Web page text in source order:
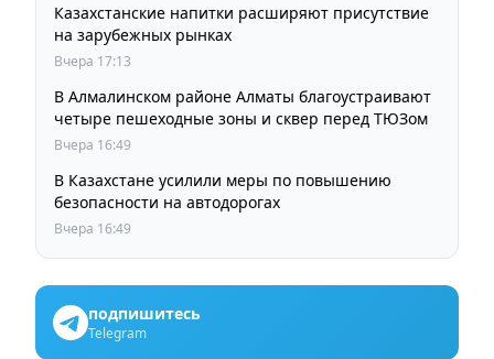
Казахстанские напитки расширяют присутствие
на зарубежных рынках
Вчера 17:13
В Алмалинском районе Алматы благоустраивают
четыре пешеходные зоны и сквер перед ТЮЗом
Вчера 16:49
В Казахстане усилили меры по повышению
безопасности на автодорогах
Вчера 16:49
подпишитесь
Telegram